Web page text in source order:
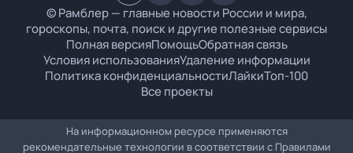
© Рамблер — главные новости России и мира,
гороскопы, почта, поиск и другие полезные сервисы
Полная версияПомощьОбратная связь
Условия использованияУдаление информации
Политика конфиденциальностиЛайкиТоп-100
Все проекты
На информационном ресурсе применяются
рекомендательные технологии в соответствии с Правилами